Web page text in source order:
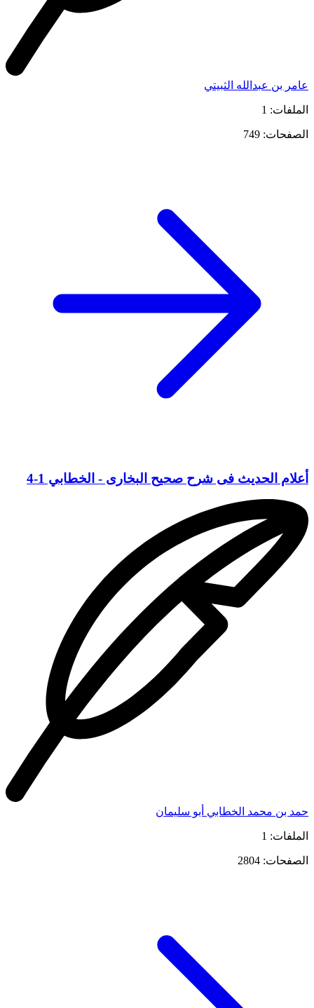
عامر بن عبدالله الثبيتي
الملفات: 1
الصفحات: 749
أعلام الحديث فى شرح صحيح البخارى - الخطابي 1-4
حمد بن محمد الخطابي أبو سليمان
الملفات: 1
الصفحات: 2804